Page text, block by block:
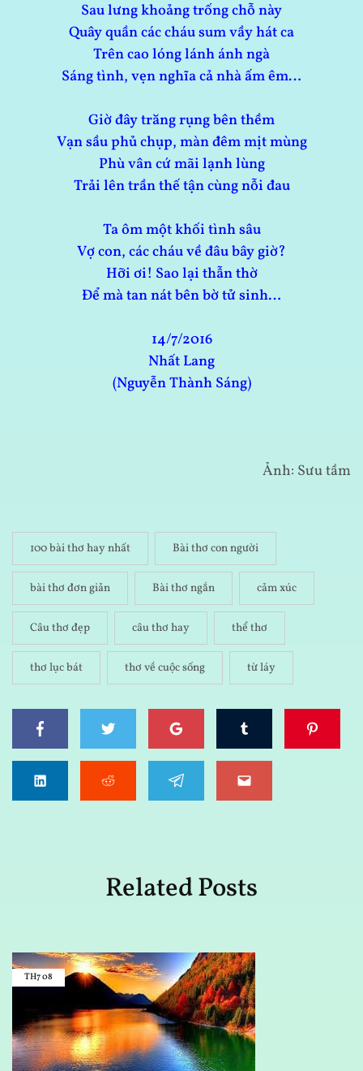
Sau lưng khoảng trống chỗ này
Quây quần các cháu sum vầy hát ca
Trên cao lóng lánh ánh ngà
Sáng tình, vẹn nghĩa cả nhà ấm êm…
Giờ đây trăng rụng bên thềm
Vạn sầu phủ chụp, màn đêm mịt mùng
Phù vân cứ mãi lạnh lùng
Trải lên trần thế tận cùng nỗi đau
Ta ôm một khối tình sâu
Vợ con, các cháu về đâu bây giờ?
Hỡi ơi! Sao lại thẫn thờ
Để mà tan nát bên bờ tử sinh…
14/7/2016
Nhất Lang
(Nguyễn Thành Sáng)
Ảnh: Sưu tầm
100 bài thơ hay nhất Bài thơ con người
bài thơ đơn giản Bài thơ ngắn cảm xúc
Câu thơ đẹp câu thơ hay thể thơ
thơ lục bát thơ về cuộc sống từ láy
Related Posts
TH708